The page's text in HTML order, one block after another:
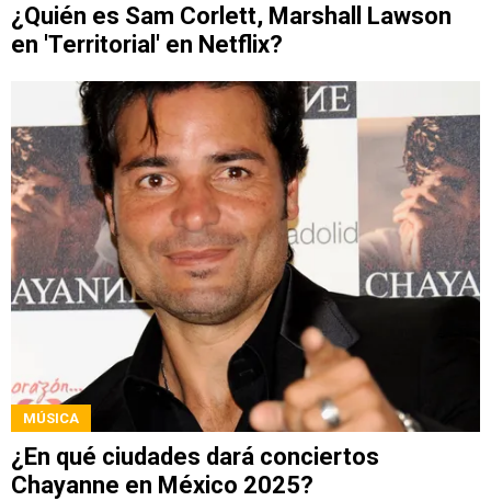
¿Quién es Sam Corlett, Marshall Lawson
en 'Territorial' en Netflix?
MÚSICA
¿En qué ciudades dará conciertos
Chayanne en México 2025?